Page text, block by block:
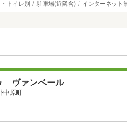
トイレ別 駐車場(近隣含) インターネット
ヴァンベール
中原町